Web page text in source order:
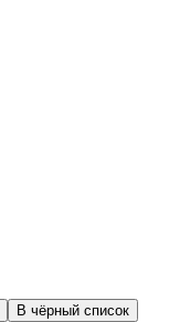
В чёрный список